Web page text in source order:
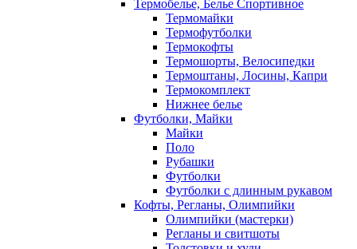
Термобелье, Белье Спортивное
Термомайки
Термофутболки
Термокофты
Термошорты, Велосипедки
Термоштаны, Лосины, Капри
Термокомплект
Нижнее белье
Футболки, Майки
Майки
Поло
Рубашки
Футболки
Футболки с длинным рукавом
Кофты, Регланы, Олимпийки
Олимпийки (мастерки)
Регланы и свитшоты